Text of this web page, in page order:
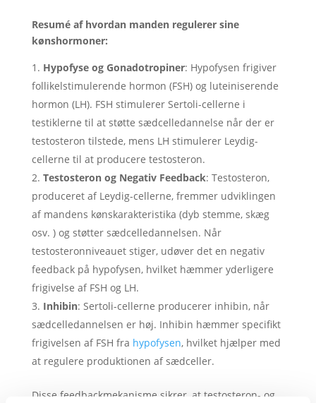
Resumé af hvordan manden regulerer sine
kønshormoner:
Hypofyse og Gonadotropiner: Hypofysen frigiver
follikelstimulerende hormon (FSH) og luteiniserende
hormon (LH). FSH stimulerer Sertoli-cellerne i
testiklerne til at støtte sædcelledannelse når der er
testosteron tilstede, mens LH stimulerer Leydig-
cellerne til at producere testosteron.
Testosteron og Negativ Feedback: Testosteron,
produceret af Leydig-cellerne, fremmer udviklingen
af mandens kønskarakteristika (dyb stemme, skæg
osv. ) og støtter sædcelledannelsen. Når
testosteronniveauet stiger, udøver det en negativ
feedback på hypofysen, hvilket hæmmer yderligere
frigivelse af FSH og LH.
Inhibin: Sertoli-cellerne producerer inhibin, når
sædcelledannelsen er høj. Inhibin hæmmer specifikt
frigivelsen af FSH fra hypofysen, hvilket hjælper med
at regulere produktionen af sædceller.
Disse feedbackmekanisme sikrer, at testosteron- og